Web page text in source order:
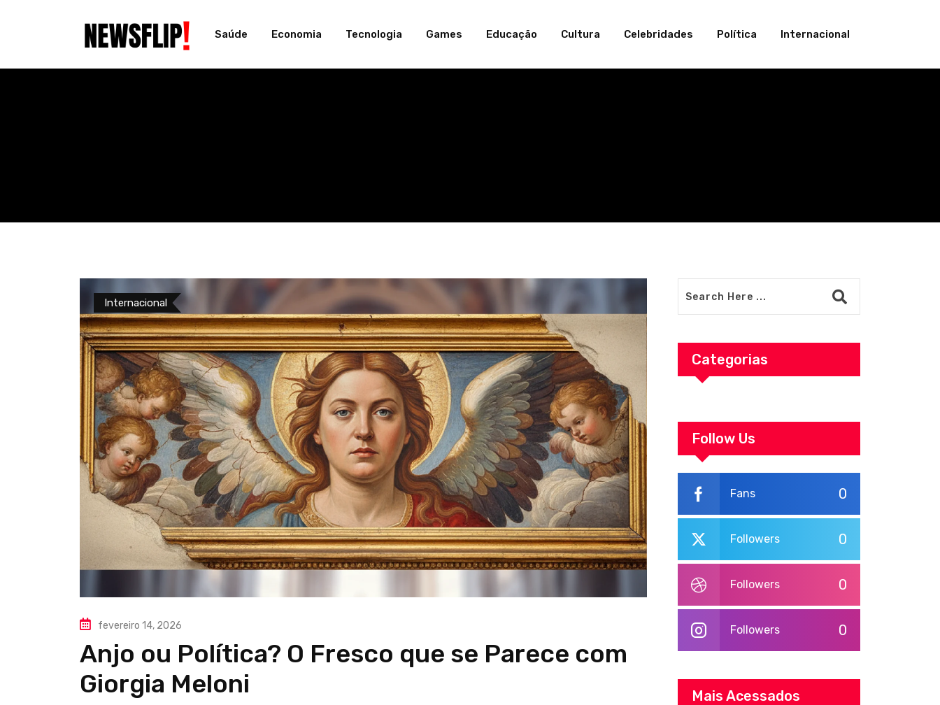
Saúde Economia Tecnologia Games Educação Cultura Celebridades Política Internacional
Internacional
fevereiro 14, 2026
Anjo ou Política? O Fresco que se Parece com
Giorgia Meloni
Categorias
Follow Us
0
Fans
0
Followers
0
Followers
0
Followers
Mais Acessados